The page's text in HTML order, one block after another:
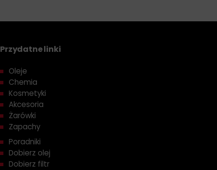
Przydatne linki
Oleje
Chemia
Kosmetyki
Akcesoria
Żarówki
Zapachy
Poradniki
Dobierz olej
Dobierz filtr